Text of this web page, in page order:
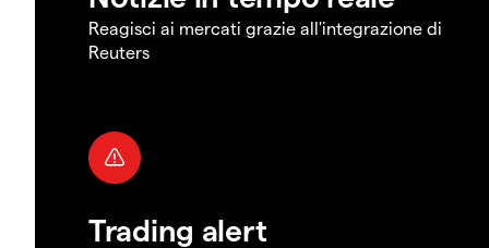
Reagisci ai mercati grazie all'integrazione di
Reuters
Trading alert